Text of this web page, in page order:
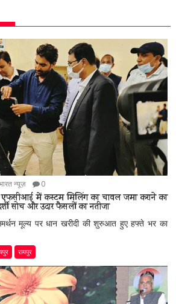
न्यूज़ 0
में कस्टम मिलिंग का चावल जमा कराने का
सोच और उदार फैसलों का नतीजा
मूल्य पर धान खरीदी की शुरुआत हुए हफ्ते भर का
रायपुर